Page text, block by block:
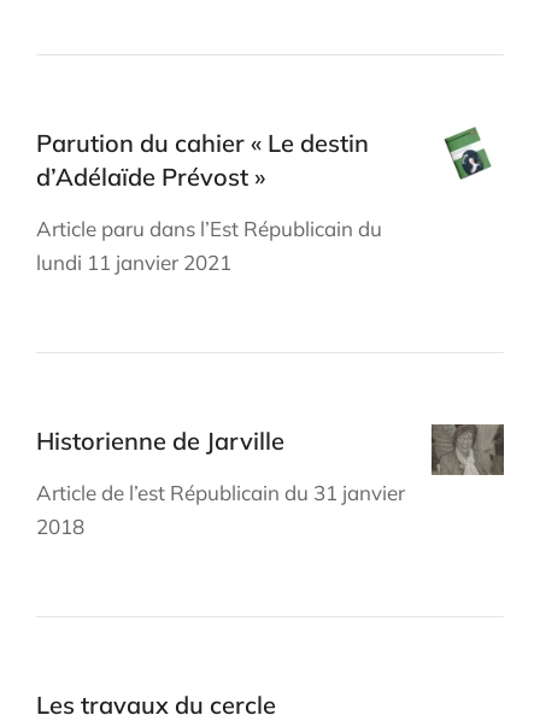
Parution du cahier « Le destin
d’Adélaïde Prévost »
Article paru dans l’Est Républicain du
lundi 11 janvier 2021
Historienne de Jarville
Article de l’est Républicain du 31 janvier
2018
Les travaux du cercle